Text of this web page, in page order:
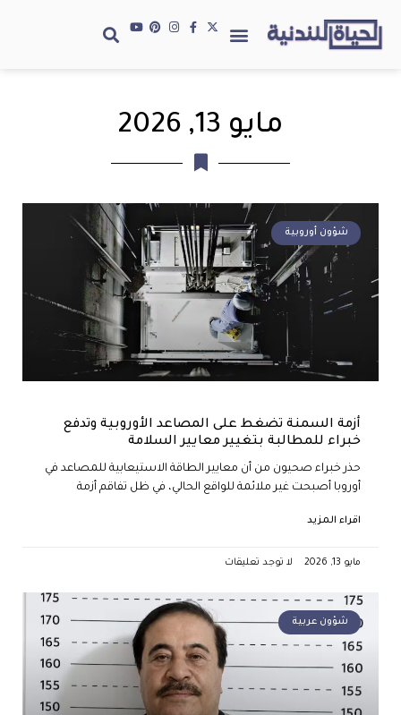
مايو 13, 2026
شؤون أوروبية
أزمة السمنة تضغط على المصاعد الأوروبية وتدفع
خبراء للمطالبة بتغيير معايير السلامة
حذر خبراء صحيون من أن معايير الطاقة الاستيعابية للمصاعد في
أوروبا أصبحت غير ملائمة للواقع الحالي، في ظل تفاقم أزمة
اقراء المزيد
مايو 13, 2026 لا توجد تعليقات
شؤون عربية